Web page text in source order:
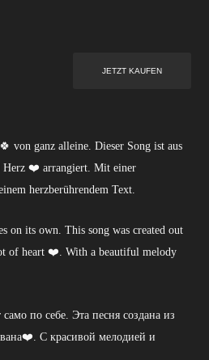
von ganz alleine. Dieser Song ist aus
Herz ❤️ arrangiert. Mit einer
herzberührendem Text.
on its own. This song was created out
of heart ❤️. With a beautiful melody
по себе. Эта песня создана из
С красивой мелодией и